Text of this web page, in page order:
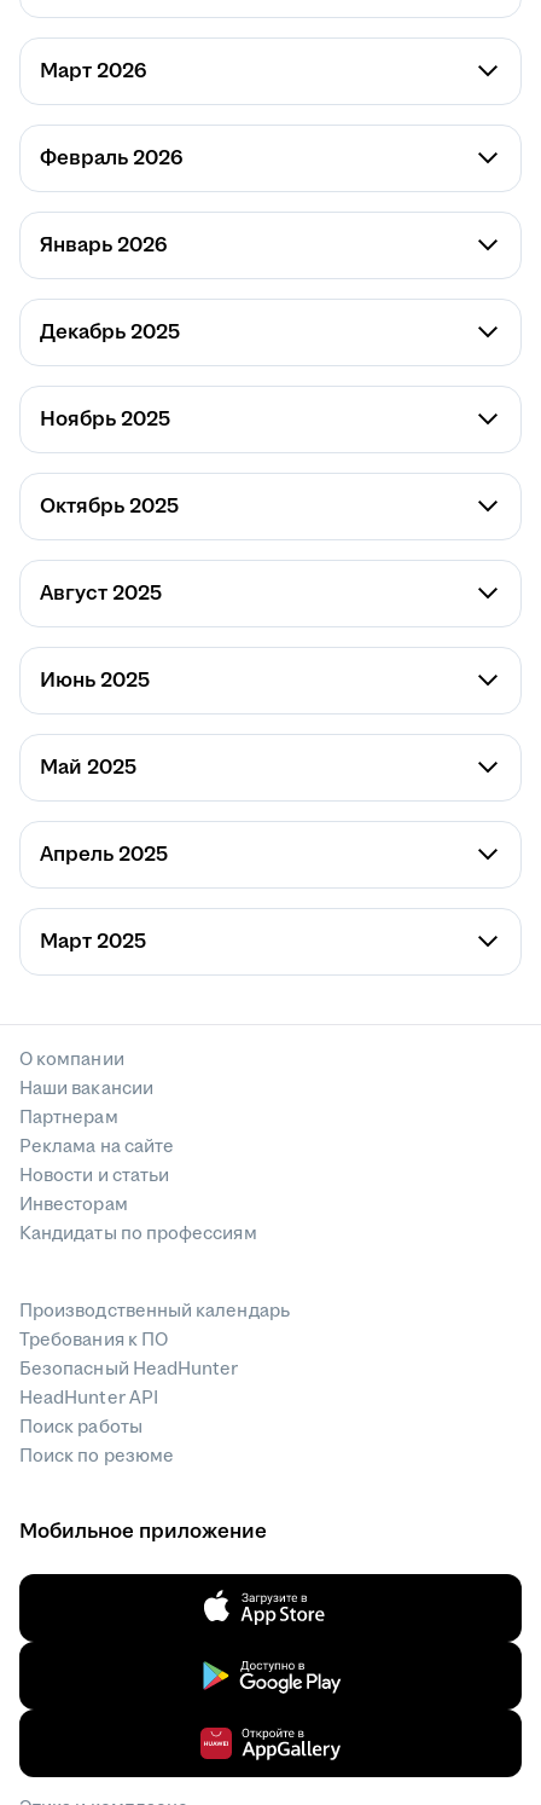
Март 2026
Февраль 2026
Январь 2026
Декабрь 2025
Ноябрь 2025
Октябрь 2025
Август 2025
Июнь 2025
Май 2025
Апрель 2025
Март 2025
О компании
Наши вакансии
Партнерам
Реклама на сайте
Новости и статьи
Инвесторам
Кандидаты по профессиям
Производственный календарь
Требования к ПО
Безопасный HeadHunter
HeadHunter API
Поиск работы
Поиск по резюме
Мобильное приложение